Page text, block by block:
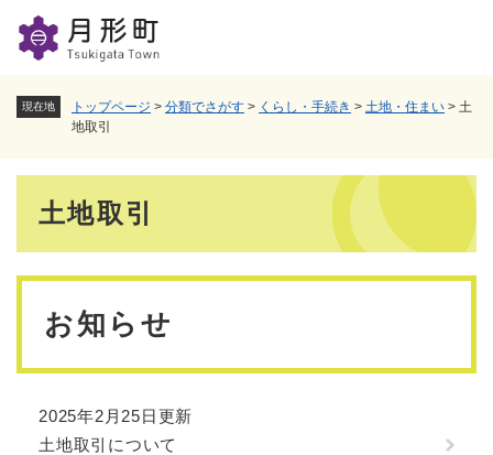
現在地 トップページ > 分類でさがす > くらし・手続き > 土地・住まい > 土
地取引
土地取引
お知らせ
2025年2月25日更新
土地取引について